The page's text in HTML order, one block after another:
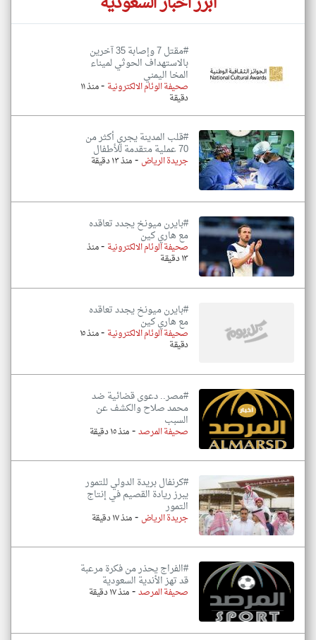
#مقتل 7 وإصابة 35 آخرين
بالاستهداف الحوثي لميناء
المخا اليمني
صحيفة الوئام الالكترونية - منذ ١١
دقيقة
#قلب المدينة يجري أكثر من
70 عملية متقدمة للأطفال
جريدة الرياض -منذ ١٣ دقيقة
#بايرن ميونخ يجدد تعاقده
مع هاري كين
صحيفة الوئام الالكترونية -منذ
١٣ دقيقة
#بايرن ميونخ يجدد تعاقده
مع هاري كين
صحيفة الوئام الالكترونية - منذ ١٥
دقيقة
#مصر.. دعوى قضائية ضد
محمد صلاح والكشف عن
السبب
صحيفة المرصد-منذ ١٥ دقيقة
#كرنفال بريدة الدولي للتمور
يبرز ريادة القصيم في إنتاج
التمور
جريدة الرياض -منذ ١٧ دقيقة
#الفراج يحذر من فكرة مرعبة
قد تهز الأندية السعودية
صحيفة المرصد-منذ ١٧ دقيقة